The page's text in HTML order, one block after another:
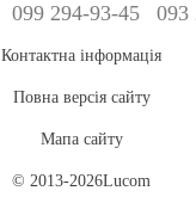
099 294-93-45 093
Контактна інформація
Повна версія сайту
Мапа сайту
© 2013-2026Lucom